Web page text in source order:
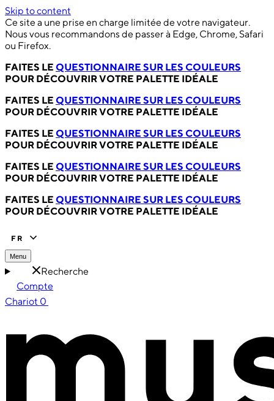
Skip to content
Ce site a une prise en charge limitée de votre navigateur.
Nous vous recommandons de passer à Edge, Chrome, Safari
ou Firefox.
FAITES LE QUESTIONNAIRE SUR LES COULEURS
POUR DÉCOUVRIR VOTRE PALETTE IDÉALE
FAITES LE QUESTIONNAIRE SUR LES COULEURS
POUR DÉCOUVRIR VOTRE PALETTE IDÉALE
FAITES LE QUESTIONNAIRE SUR LES COULEURS
POUR DÉCOUVRIR VOTRE PALETTE IDÉALE
FAITES LE QUESTIONNAIRE SUR LES COULEURS
POUR DÉCOUVRIR VOTRE PALETTE IDÉALE
FAITES LE QUESTIONNAIRE SUR LES COULEURS
POUR DÉCOUVRIR VOTRE PALETTE IDÉALE
FR
Menu
Recherche
Compte
Chariot 0